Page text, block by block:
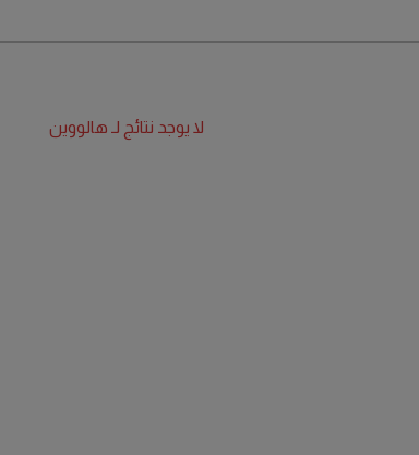
لا يوجد نتائج لـ هالووين